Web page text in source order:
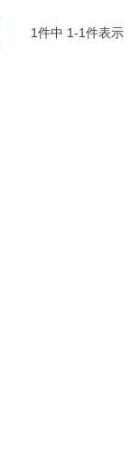
1件中 1-1件表示